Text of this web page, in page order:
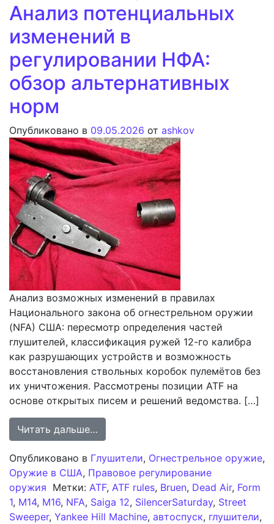
Анализ потенциальных
изменений в
регулировании НФА:
обзор альтернативных
норм
Опубликовано в 09.05.2026 от ashkov
Анализ возможных изменений в правилах
Национального закона об огнестрельном оружии
(NFA) США: пересмотр определения частей
глушителей, классификация ружей 12-го калибра
как разрушающих устройств и возможность
восстановления ствольных коробок пулемётов без
их уничтожения. Рассмотрены позиции ATF на
основе открытых писем и решений ведомства. […]
Читать дальше…
Опубликовано в Глушители, Огнестрельное оружие,
Оружие в США, Правовое регулирование
оружия Метки: ATF, ATF rules, Bruen, Dead Air, Form
1, M14, M16, NFA, Saiga 12, SilencerSaturday, Street
Sweeper, Yankee Hill Machine, автоспуск, глушители,